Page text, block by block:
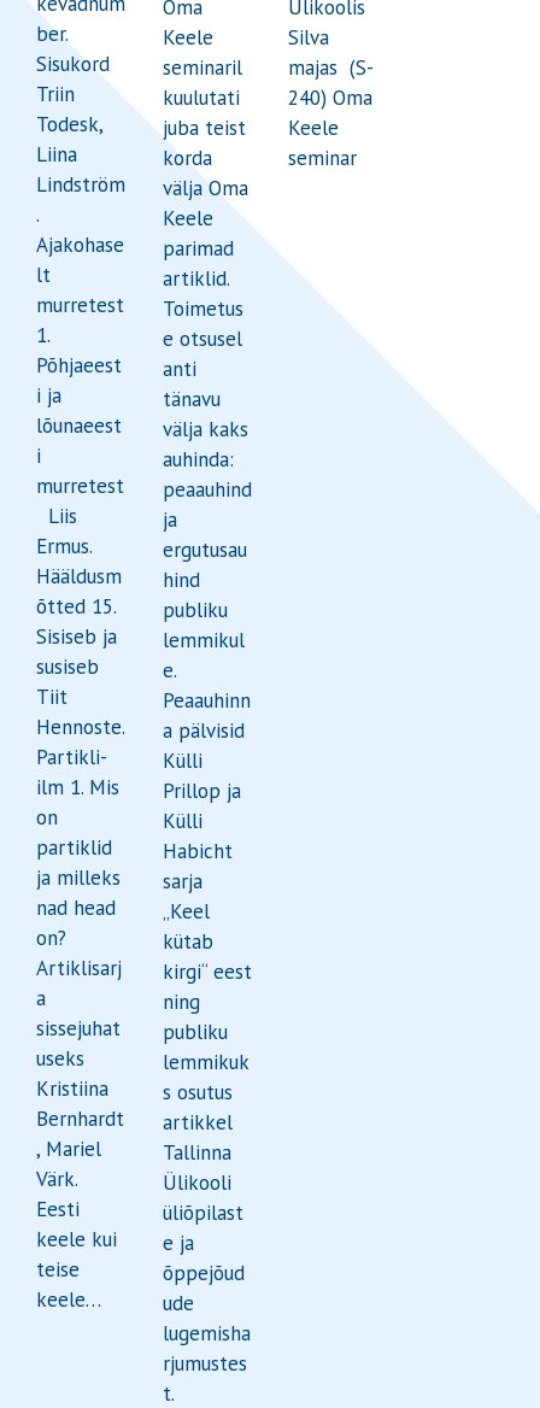
ber.
Sisukord
Triin
Todesk,
Liina
Lindström
.
Ajakohase
lt
murretest
1.
Põhjaeest
i ja
lõunaeest
i
murretest
Liis
Ermus.
Hääldusm
õtted 15.
Sisiseb ja
susiseb
Tiit
Hennoste.
Partikli-
ilm 1. Mis
on
partiklid
ja milleks
nad head
on?
Artiklisarj
a
sissejuhat
useks
Kristiina
Bernhardt
, Mariel
Värk.
Eesti
keele kui
teise
keele…
Oma
Keele
seminaril
kuulutati
juba teist
korda
välja Oma
Keele
parimad
artiklid.
Toimetus
e otsusel
anti
tänavu
välja kaks
auhinda:
peaauhind
ja
ergutusau
hind
publiku
lemmikul
e.
Peaauhinn
a pälvisid
Külli
Prillop ja
Külli
Habicht
sarja
„Keel
kütab
kirgi“ eest
ning
publiku
lemmikuk
s osutus
artikkel
Tallinna
Ülikooli
üliõpilast
e ja
õppejõud
ude
lugemisha
rjumustes
t.
Ülikoolis
Silva
majas (S-
240) Oma
Keele
seminar